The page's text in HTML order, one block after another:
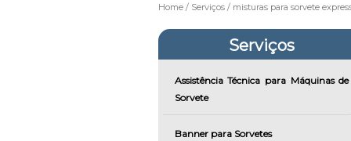
Home Serviços misturas para sorvete
Serviços
Assistência Técnica para Máquinas de
Sorvete
Banner para Sorvetes